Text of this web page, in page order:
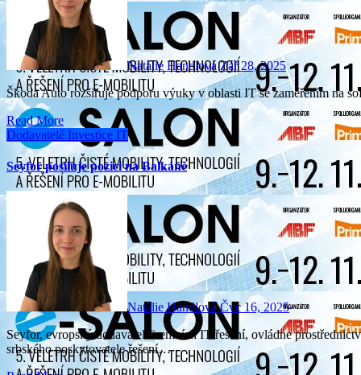
Natálie Handlová Zář 28, 2025
Škoda Auto rozšiřuje podporu výuky v oblasti IT se zaměřením na
Read More
Dodavatelé Investice IT
Seyfor posiluje pozici na Balkáně
Natálie Handlová Čvc 16, 2025
Seyfor, evropský dodavatel firemních IT řešení, ovládne prostřednictvím své dceřiné společnosti M&I Systems společnost NPS,
srbského poskytovatele řešení…